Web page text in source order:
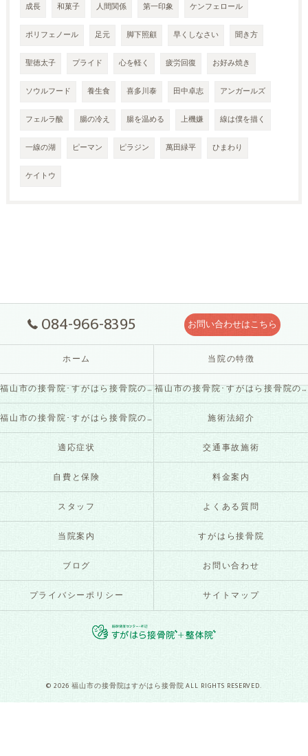
成長 和菓子 人間関係 第一印象 ケンフェロール
ポリフェノール 足元 脚下照顧 早くしなさい 聞き方
聖徳太子 プライド 心を軽く 疲労回復 お好み焼き
ソウルフード 養生食 喜多川泰 田中卓志 アンガールズ
フェルラ酸 腸の冷え 腸を温める 上機嫌 線は僕を描く
一線の湖 ピーマン ピラジン 萬田緑平 ひまわり
ケイトウ
084-966-8395 お問い合わせはこちら
ホーム 当院の特徴
福山市の接骨院･すがはら接骨院の口コミ情報 福山市の接骨院･すがはら接骨院の評判
福山市の接骨院･すがはら接骨院のお客様の声 施術法紹介
適応症状 交通事故施術
自費と保険 料金案内
スタッフ よくある質問
当院案内 すがはら接骨院
ブログ お問い合わせ
プライバシーポリシー サイトマップ
© 2026 福山市の接骨院はすがはら接骨院 ALL RIGHTS RESERVED.